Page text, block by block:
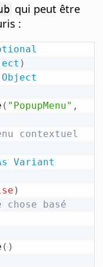
qui peut être
:
)
Object
( "PopupMenu" ,
contextuel
Variant
)
basé
( )